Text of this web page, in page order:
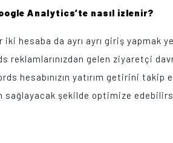
Analytics’te nasıl izlenir?
hesaba da ayrı ayrı giriş yapmak
reklamlarınızdan gelen ziyaretçi
hesabınızın yatırım getirini
sağlayacak şekilde optimize